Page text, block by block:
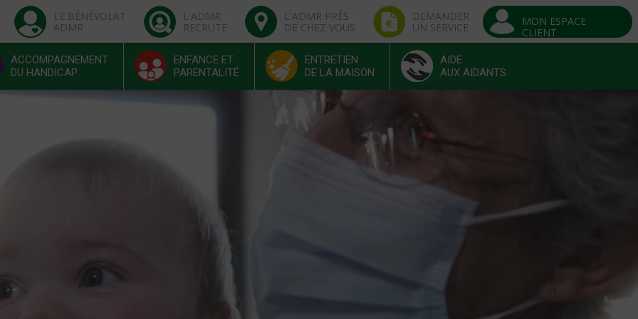
LE BÉNÉVOLAT
ADMR
L'ADMR
RECRUTE
L'ADMR PRÈS
DE CHEZ VOUS
DEMANDER
UN SERVICE
MON ESPACE
CLIENT
ACCOMPAGNEMENT
DU HANDICAP
ENFANCE ET
PARENTALITÉ
ENTRETIEN
DE LA MAISON
AIDE
AUX AIDANTS